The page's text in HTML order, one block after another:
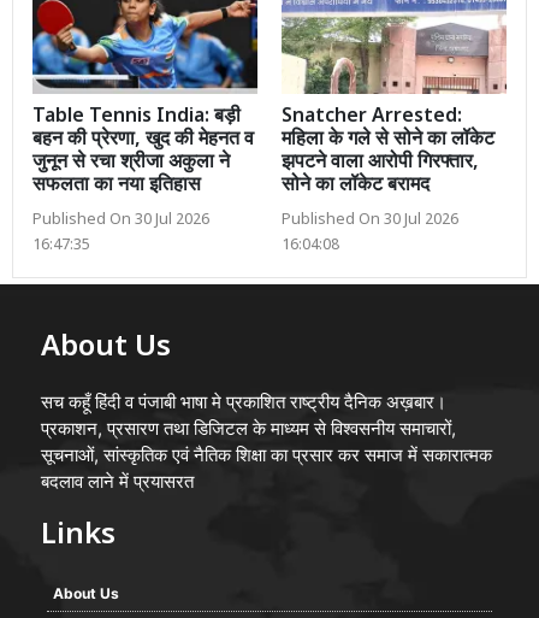
Table Tennis India: बड़ी
बहन की प्रेरणा, खुद की मेहनत व
जुनून से रचा श्रीजा अकुला ने
सफलता का नया इतिहास
Published On 30 Jul 2026
16:47:35
Snatcher Arrested:
महिला के गले से सोने का लॉकेट
झपटने वाला आरोपी गिरफ्तार,
सोने का लॉकेट बरामद
Published On 30 Jul 2026
16:04:08
About Us
सच कहूँ हिंदी व पंजाबी भाषा मे प्रकाशित राष्ट्रीय दैनिक अख़बार।
प्रकाशन, प्रसारण तथा डिजिटल के माध्यम से विश्वसनीय समाचारों,
सूचनाओं, सांस्कृतिक एवं नैतिक शिक्षा का प्रसार कर समाज में सकारात्मक
बदलाव लाने में प्रयासरत
Links
About Us